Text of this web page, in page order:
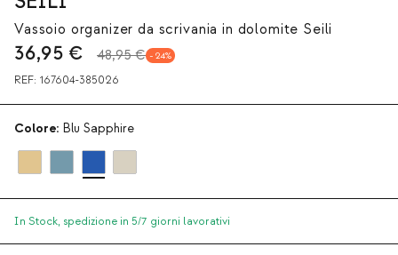
Vassoio organizer da scrivania in dolomite Seili
36,95 € 48,95 € 24
REF: 167604-385026
Colore: Blu Sapphire
In Stock, spedizione in 5/7 giorni lavorativi